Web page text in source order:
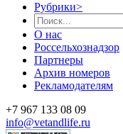
Рубрики>
О нас
Россельхознадзор
Партнеры
Архив номеров
Рекламодателям
+7 967 133 08 09
info@vetandlife.ru